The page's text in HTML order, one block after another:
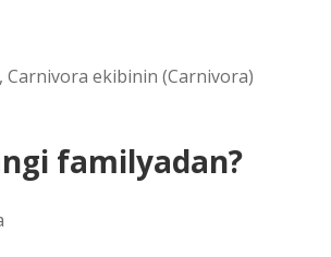
Carnivora ekibinin (Carnivora)
familyadan?